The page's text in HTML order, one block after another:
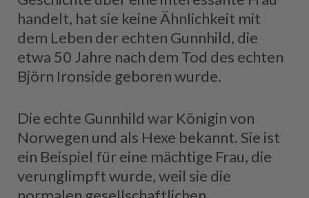
handelt, hat sie keine Ähnlichkeit mit
dem Leben der echten Gunnhild, die
etwa 50 Jahre nach dem Tod des echten
Björn Ironside geboren wurde.
Die echte Gunnhild war Königin von
Norwegen und als Hexe bekannt. Sie ist
ein Beispiel für eine mächtige Frau, die
verunglimpft wurde, weil sie die